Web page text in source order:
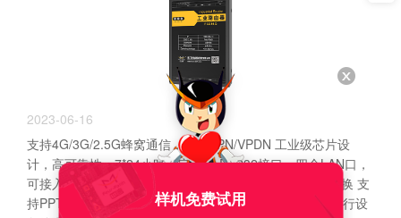
2023-06-16
支持4G/3G/2.5G蜂窝通信，支持APN/VPDN 工业级芯片设
计，高可靠性，7*24小时稳定 一个RS232接口，四个LAN口，
可接入更多设备 支持双SIM卡，主卡与备卡双链路智能切换 支
持PPTP、L2TP、IPSEC等多种VPN 可配套四信云平台进行设
样机免费试用